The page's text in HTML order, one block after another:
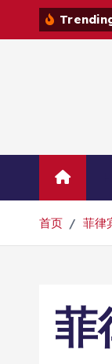
首页 菲律
菲